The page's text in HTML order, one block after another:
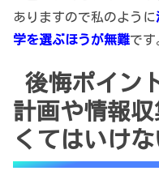
ありますので私のように
学を選ぶほうが無難です
後悔ポイン
計画や情報
くてはいけな